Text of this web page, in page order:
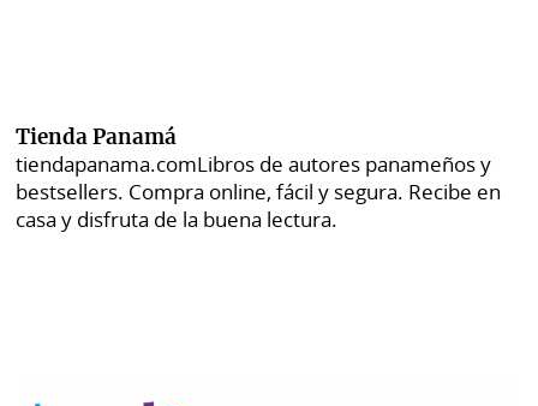
Tienda Panamá
tiendapanama.comLibros de autores panameños y
bestsellers. Compra online, fácil y segura. Recibe en
casa y disfruta de la buena lectura.